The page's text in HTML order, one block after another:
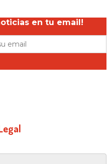
en tu email!